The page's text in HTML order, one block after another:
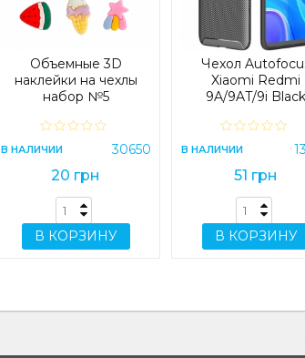
Объемные 3D
наклейки на чехлы
набор №5
В НАЛИЧИИ 30650
20 грн
В КОРЗИНУ
Чехол
Xiaomi Redmi
9A/9AT/9i Black
В НАЛИЧИИ
51 грн
В КОРЗИНУ